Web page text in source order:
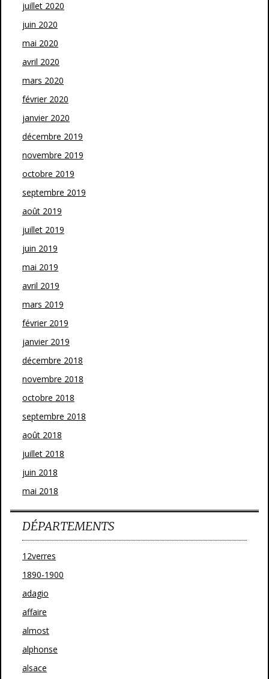
juillet 2020
juin 2020
mai 2020
avril 2020
mars 2020
février 2020
janvier 2020
décembre 2019
novembre 2019
octobre 2019
septembre 2019
août 2019
juillet 2019
juin 2019
mai 2019
avril 2019
mars 2019
février 2019
janvier 2019
décembre 2018
novembre 2018
octobre 2018
septembre 2018
août 2018
juillet 2018
juin 2018
mai 2018
DÉPARTEMENTS
12verres
1890-1900
adagio
affaire
almost
alphonse
alsace